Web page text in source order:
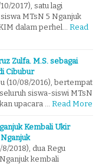
2017), satu lagi
MTsN 5 Nganjuk
dalam perhel…
Read
Zulfa. M.S. sebagai
Cibubur
(10/08/2016), bertempat
siswa-siswi MTsN
upacara …
Read More
Kembali Ukir
2018), dua Regu
kembali